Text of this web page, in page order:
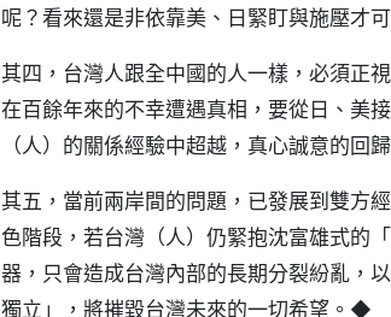
呢？看來還是非依靠美、日緊盯與施壓才可
其四，台灣人跟全中國的人一樣，必須正
在百餘年來的不幸遭遇真相，要從日、美
（人）的關係經驗中超越，真心誠意的回
其五，當前兩岸間的問題，已發展到雙方
色階段，若台灣（人）仍緊抱沈富雄式的
器，只會造成台灣內部的長期分裂紛亂，
獨立」，將摧毀台灣未來的一切希望。◆